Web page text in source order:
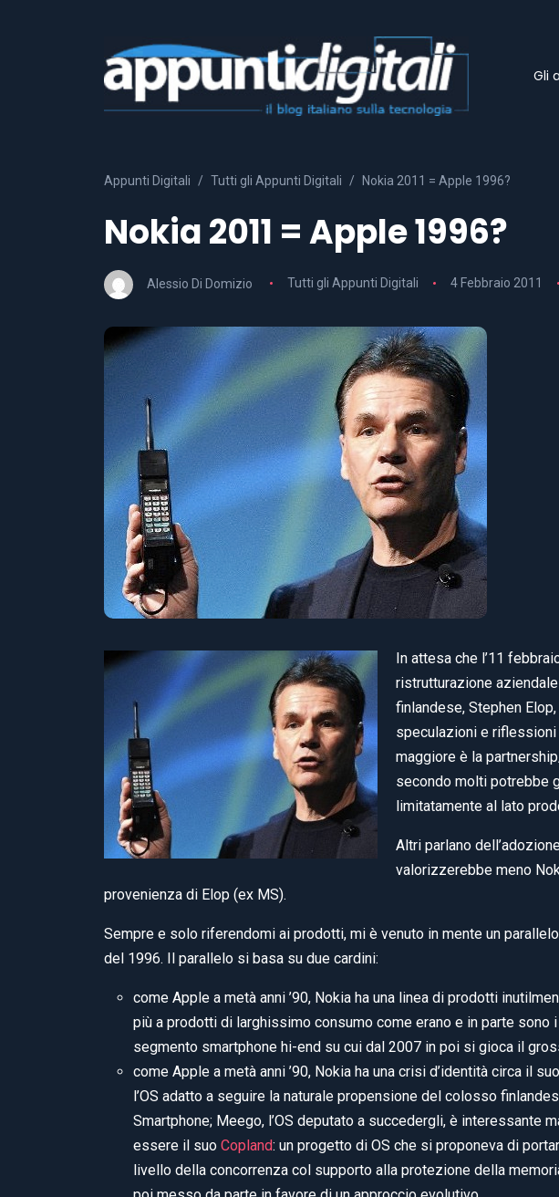
Gli
Appunti Digitali Tutti gli Appunti Digitali Nokia 2011 = Apple 1996?
Nokia 2011 = Apple 1996?
Alessio Di Domizio Tutti gli Appunti Digitali 4 Febbraio 2011
In attesa che l’11
ristrutturazione
finlandese, Stephen
speculazioni e riflessioni
maggiore è la
secondo molti potrebbe
limitatamente al lato
Altri parlano
valorizzerebbe meno
provenienza di Elop (ex MS).
Sempre e solo riferendomi ai prodotti, mi è venuto in mente un
del 1996. Il parallelo si basa su due cardini:
come Apple a metà anni ’90, Nokia ha una linea di prodotti
più a prodotti di larghissimo consumo come erano e in parte sono
segmento smartphone hi-end su cui dal 2007 in poi si gioca il
come Apple a metà anni ’90, Nokia ha una crisi d’identità circa il
l’OS adatto a seguire la naturale propensione del colosso
Smartphone; Meego, l’OS deputato a succedergli, è interessante
essere il suo Copland: un progetto di OS che si proponeva di
livello della concorrenza col supporto alla protezione della